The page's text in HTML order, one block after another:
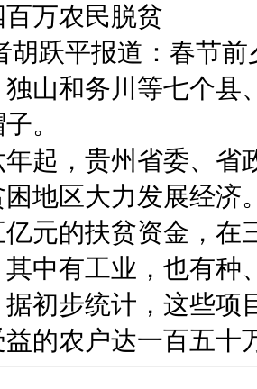
万农民脱贫
胡跃平报道：春节
山和务川等七个县
。
年起，贵州省委、省
地区大力发展经济
元的扶贫资金，在
中有工业，也有种
初步统计，这些项
的农户达一百五十